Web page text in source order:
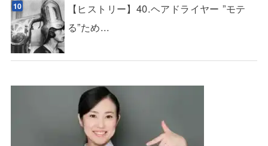
【ヒストリー】40.ヘアドライヤー ”モテ
る”ため...